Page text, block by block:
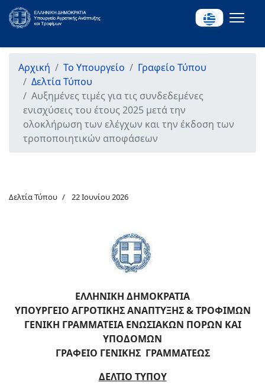
Αρχική Το Υπουργείο
Γραφείο Τύπου
Δελτία Τύπου
Αυξημένες τιμές για τις συνδεδεμένες
ενισχύσεις του έτους 2025 μετά την
ολοκλήρωση των ελέγχων και την έκδοση των
τροποποιητικών αποφάσεων
Δελτία Τύπου 22 Ιουνίου 2026
ΕΛΛΗΝΙΚΗ ΔΗΜΟΚΡΑΤΙΑ
ΥΠΟΥΡΓΕΙΟ ΑΓΡΟΤΙΚΗΣ ΑΝΑΠΤΥΞΗΣ & ΤΡΟΦΙΜΩΝ
ΓΕΝΙΚΗ ΓΡΑΜΜΑΤΕΙΑ ΕΝΩΣΙΑΚΩΝ ΠΟΡΩΝ ΚΑΙ
ΥΠΟΔΟΜΩΝ
ΓΡΑΦΕΙΟ ΓΕΝΙΚΗΣ ΓΡΑΜΜΑΤΕΩΣ
ΔΕΛΤΙΟ ΤΥΠΟΥ